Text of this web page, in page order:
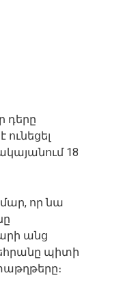
դերը
18
որ նա
անց
պիտի